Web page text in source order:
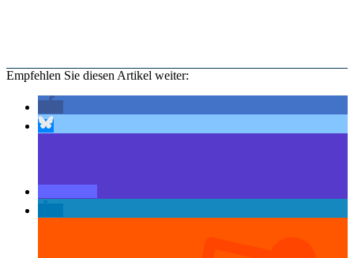
Empfehlen Sie diesen Artikel weiter: